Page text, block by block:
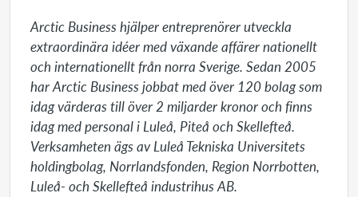
Arctic Business hjälper entreprenörer utveckla
extraordinära idéer med växande affärer nationellt
och internationellt från norra Sverige. Sedan 2005
har Arctic Business jobbat med över 120 bolag som
idag värderas till över 2 miljarder kronor och finns
idag med personal i Luleå, Piteå och Skellefteå.
Verksamheten ägs av Luleå Tekniska Universitets
holdingbolag, Norrlandsfonden, Region Norrbotten,
Luleå- och Skellefteå industrihus AB.